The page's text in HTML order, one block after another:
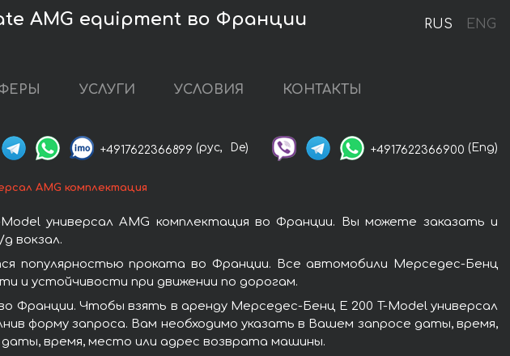
RUS ENG
AMG equipment во Франции
УСЛУГИ УСЛОВИЯ КОНТАКТЫ
+4917622366899 (рус, De) +4917622366900 (Eng)
AMG комплектация
универсал AMG комплектация во Франции. Вы можете заказать и
вокзал.
популярностью проката во Франции. Все автомобили Мерседес-Бенц
и устойчивости при движении по дорогам.
Франции. Чтобы взять в аренду Мерседес-Бенц E 200 T-Model универсал
форму запроса. Вам необходимо указать в Вашем запросе даты, время,
время, место или адрес возврата машины.